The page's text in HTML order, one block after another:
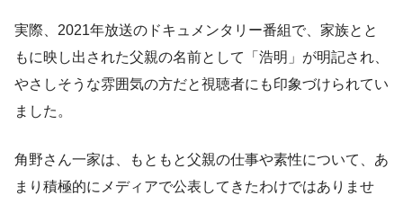
実際、2021年放送のドキュメンタリー番組で、家族とと
もに映し出された父親の名前として「浩明」が明記され、
やさしそうな雰囲気の方だと視聴者にも印象づけられてい
ました。
角野さん一家は、もともと父親の仕事や素性について、あ
まり積極的にメディアで公表してきたわけではありませ